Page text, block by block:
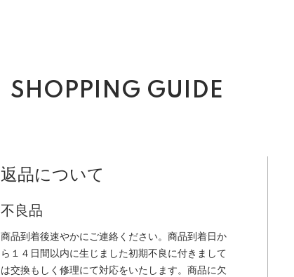
SHOPPING GUIDE
返品について
不良品
商品到着後速やかにご連絡ください。商品到着日か
ら１４日間以内に生じました初期不良に付きまして
は交換もしく修理にて対応をいたします。商品に欠